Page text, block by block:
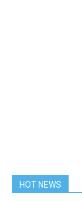
HOT NEWS